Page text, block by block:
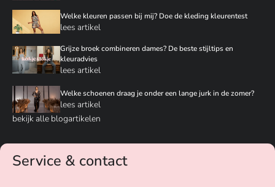
Welke kleuren passen bij mij? Doe de kleding kleurentest
lees artikel
Grijze broek combineren dames? De beste stijltips en
kleuradvies
lees artikel
Welke schoenen draag je onder een lange jurk in de zomer?
lees artikel
bekijk alle blogartikelen
Service & contact